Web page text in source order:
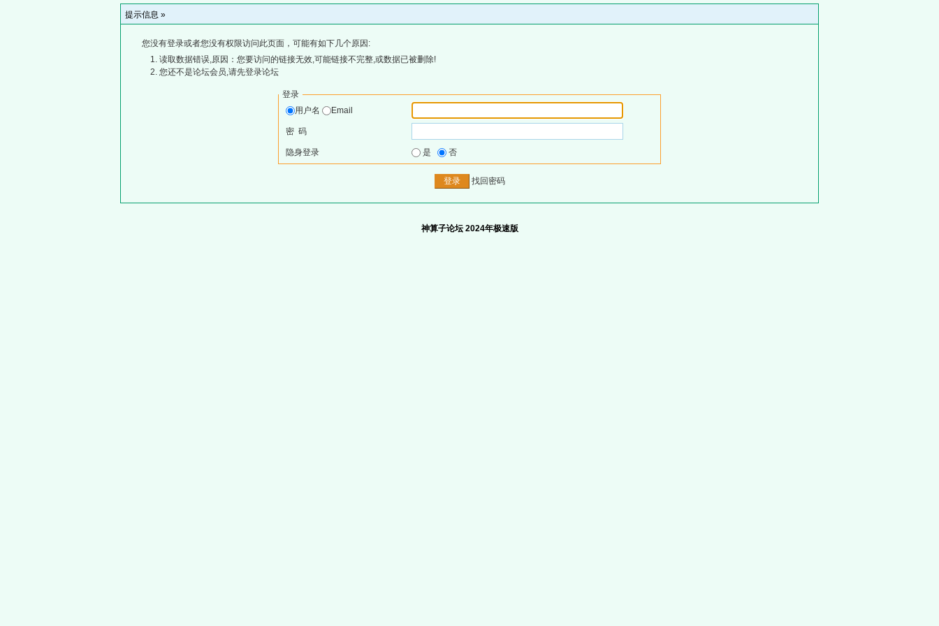
提示信息 »
您没有登录或者您没有权限访问此页面，可能有如下几个原因:
读取数据错误,原因：您要访问的链接无效,可能链接不完整,或数据已被删除!
您还不是论坛会员,请先登录论坛
登录
用户名
Email
密 码
隐身登录 是 否
找回密码
神算子论坛 2024年极速版